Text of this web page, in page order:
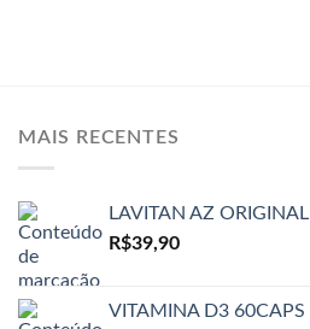
MAIS RECENTES
LAVITAN AZ ORIGINAL
R$39,90
VITAMINA D3 60CAPS